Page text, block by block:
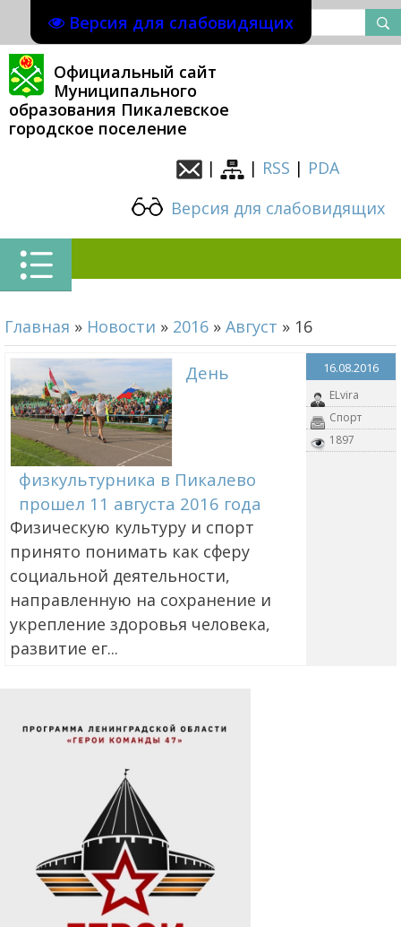
Версия для слабовидящих
Официальный сайт
Муниципального
образования Пикалевское
городское поселение
|
| RSS | PDA
Версия для слабовидящих
Главная » Новости » 2016 » Август » 16
День
физкультурника в Пикалево
прошел 11 августа 2016 года
Физическую культуру и спорт
принято понимать как сферу
социальной деятельности,
направленную на сохранение и
укрепление здоровья человека,
развитие ег...
16.08.2016
ELvira
Спорт
1897